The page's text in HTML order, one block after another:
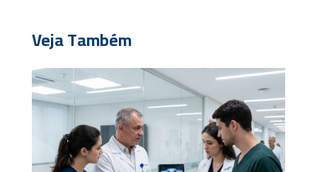
Veja Também